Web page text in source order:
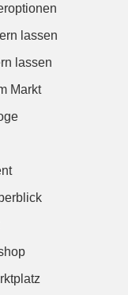
lassen
lassen
Markt